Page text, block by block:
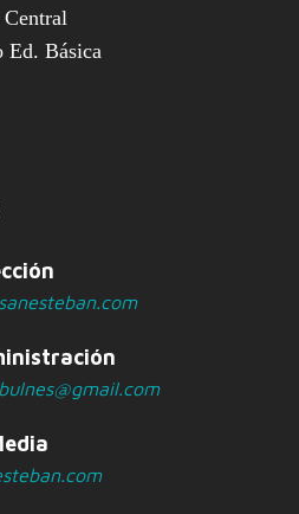
Central
Ed. Básica